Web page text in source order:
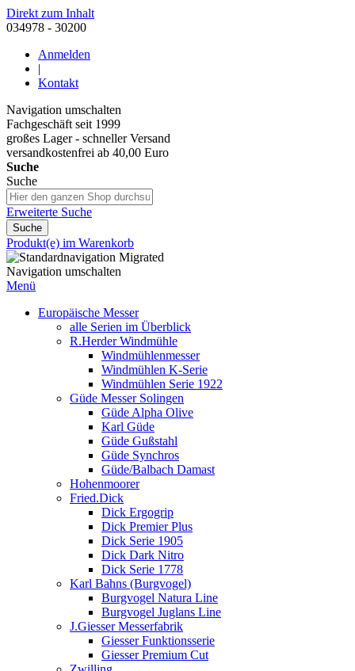
Direkt zum Inhalt
034978 - 30200
Anmelden
|
Kontakt
Navigation umschalten
Fachgeschäft seit 1999
großes Lager - schneller Versand
versandkostenfrei ab 40,00 Euro
Suche
Suche
Erweiterte Suche
Suche
Produkt(e) im Warenkorb
Navigation umschalten
Menü
Europäische Messer
alle Serien im Überblick
R.Herder Windmühle
Windmühlenmesser
Windmühlen K-Serie
Windmühlen Serie 1922
Güde Messer Solingen
Güde Alpha Olive
Karl Güde
Güde Gußstahl
Güde Synchros
Güde/Balbach Damast
Hohenmoorer
Fried.Dick
Dick Ergogrip
Dick Premier Plus
Dick Serie 1905
Dick Dark Nitro
Dick Serie 1778
Karl Bahns (Burgvogel)
Burgvogel Natura Line
Burgvogel Juglans Line
J.Giesser Messerfabrik
Giesser Funktionsserie
Giesser Premium Cut